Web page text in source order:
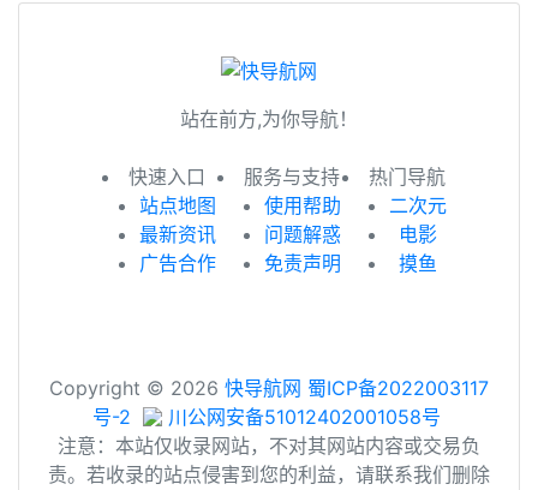
站在前方,为你导航！
快速入口
站点地图
最新资讯
广告合作
服务与支持
使用帮助
问题解惑
免责声明
热门导航
二次元
电影
摸鱼
Copyright © 2026 快导航网 蜀ICP备2022003117
号-2
川公网安备51012402001058号
注意：本站仅收录网站，不对其网站内容或交易负
责。若收录的站点侵害到您的利益，请联系我们删除